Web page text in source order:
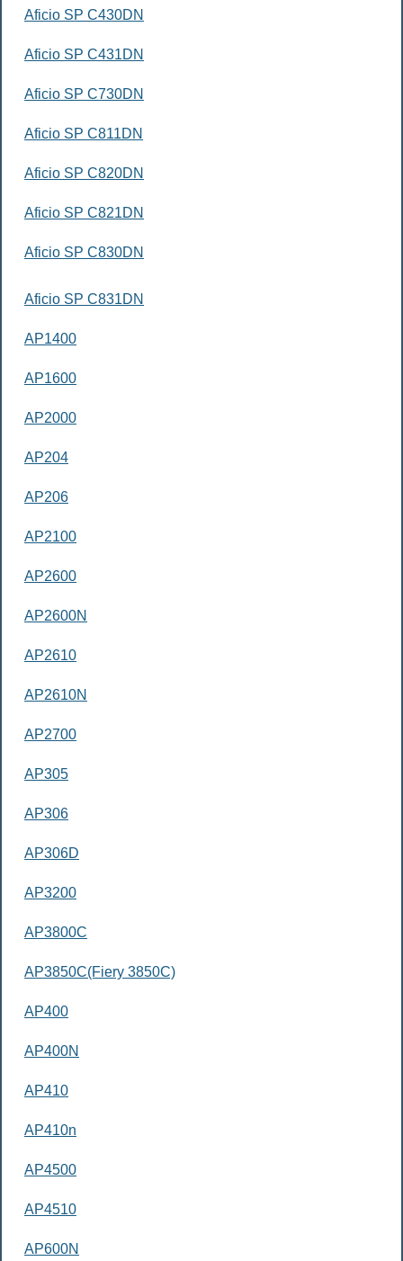
Aficio SP C430DN
Aficio SP C431DN
Aficio SP C730DN
Aficio SP C811DN
Aficio SP C820DN
Aficio SP C821DN
Aficio SP C830DN
Aficio SP C831DN
AP1400
AP1600
AP2000
AP204
AP206
AP2100
AP2600
AP2600N
AP2610
AP2610N
AP2700
AP305
AP306
AP306D
AP3200
AP3800C
AP3850C(Fiery 3850C)
AP400
AP400N
AP410
AP410n
AP4500
AP4510
AP600N